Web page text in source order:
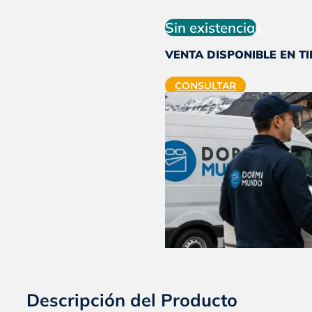
original
era:
$628.690.
es:
Sin existencias
VENTA DISPONIBLE EN
CONSULTAR
Descripción del Producto